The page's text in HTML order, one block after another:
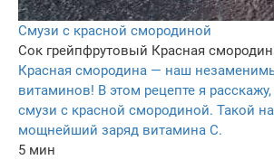
Смузи с красной смородиной
Сок грейпфрутовый Красная
Красная смородина — наш
витаминов! В этом рецепте я
смузи с красной смородиной. Такой
мощнейший заряд витамина C.
5 мин